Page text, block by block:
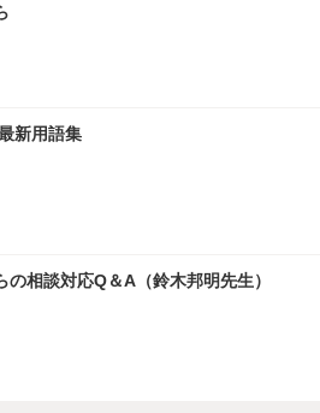
新用語集
の相談対応Q＆A（鈴木邦明先生）